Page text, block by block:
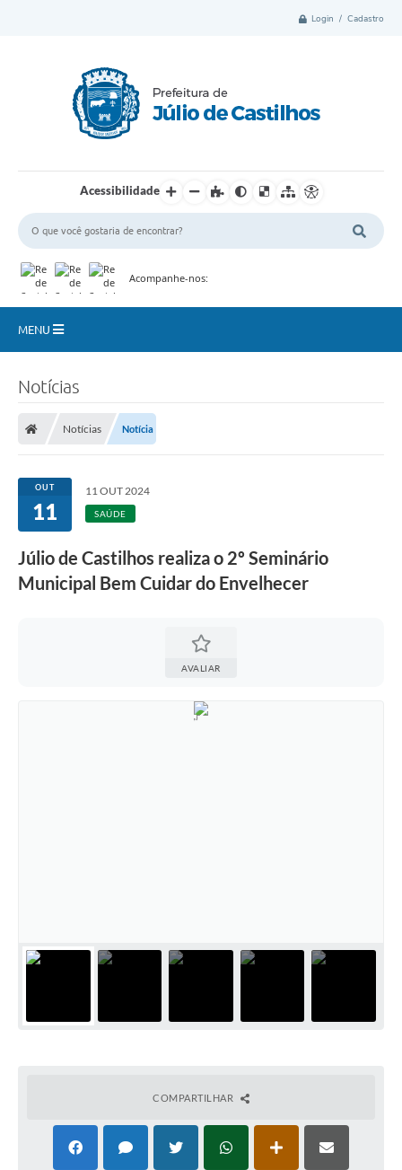
Login / Cadastro
Acessibilidade
Acompanhe-nos:
MENU
e-sic
Editais e Publicações
Contato
Notícias
Notícias Notícia
OUT
11
11 OUT 2024
SAÚDE
Júlio de Castilhos realiza o 2º Seminário
Municipal Bem Cuidar do Envelhecer
AVALIAR
COMPARTILHAR